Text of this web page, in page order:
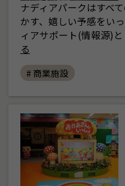
ナディアパークはすべ
かす、嬉しい予感をい
ィアサポート(情報源)
る
# 商業施設